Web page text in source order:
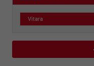
Vitara